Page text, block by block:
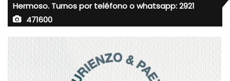
Hermoso. Turnos por teléfono o whatsapp: 2921
471600